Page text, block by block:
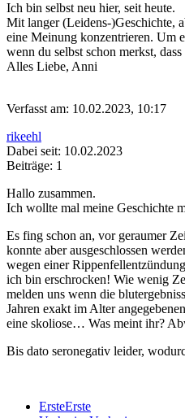
Ich bin selbst neu hier, seit heute.
Mit langer (Leidens-)Geschichte,
eine Meinung konzentrieren. Um
wenn du selbst schon merkst,
Alles Liebe, Anni
Verfasst am: 10.02.2023, 10:17
rikeehl
Dabei seit: 10.02.2023
Beiträge: 1
Hallo zusammen.
Ich wollte mal meine Geschichte
Es fing schon an, vor geraumer
konnte aber ausgeschlossen
wegen einer
ich bin erschrocken! Wie wenig
melden uns wenn die
Jahren exakt im Alter
eine skoliose… Was meint ihr?
Bis dato seronegativ leider,
ErsteErste